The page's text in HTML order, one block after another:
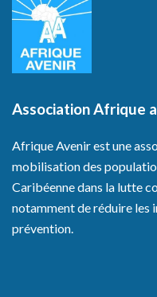
Association Afrique
Afrique Avenir est une
mobilisation des
Caribéenne dans la lutte
notamment de réduire les
prévention.